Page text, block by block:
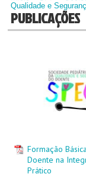
Qualidade e
PUBLICAÇÕES
Formação
Doente na
Prático